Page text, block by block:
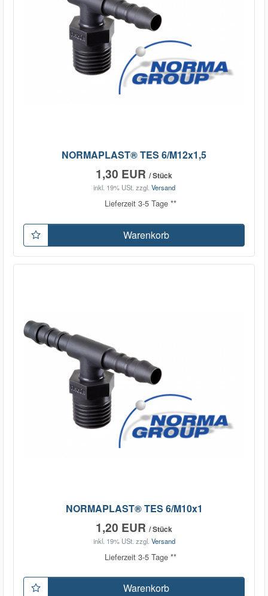
NORMAPLAST® TES 6/M12x1,5
1,30 EUR / Stück
inkl. 19% USt. zzgl. Versand
Lieferzeit 3-5 Tage **
Warenkorb
NORMAPLAST® TES 6/M10x1
1,20 EUR / Stück
inkl. 19% USt. zzgl. Versand
Lieferzeit 3-5 Tage **
Warenkorb